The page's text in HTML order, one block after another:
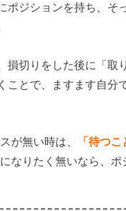
ポジションを持ち、そ
損切りをした後に「取
ことで、ますます自分
が無い時は、
「待つ
なりたく無いなら、ポ